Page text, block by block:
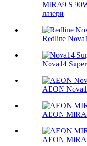
MIRA9 S
лазери
Redline
Nova14 Super
AEON
AEON
AEON MIRA